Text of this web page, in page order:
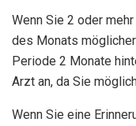
Wenn Sie 2 oder
des Monats
Periode 2 Monate
Arzt an, da Sie
Wenn Sie eine